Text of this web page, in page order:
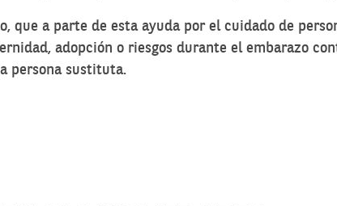
que a parte de esta ayuda por el cuidado de
adopción o riesgos durante el embarazo
persona sustituta.